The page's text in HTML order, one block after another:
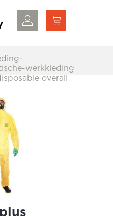
werkkleding
overall